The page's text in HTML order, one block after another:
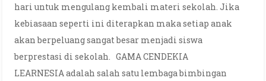
hari untuk mengulang kembali materi sekolah. Jika
kebiasaan seperti ini diterapkan maka setiap anak
akan berpeluang sangat besar menjadi siswa
berprestasi di sekolah. GAMA CENDEKIA
LEARNESIA adalah salah satu lembaga bimbingan